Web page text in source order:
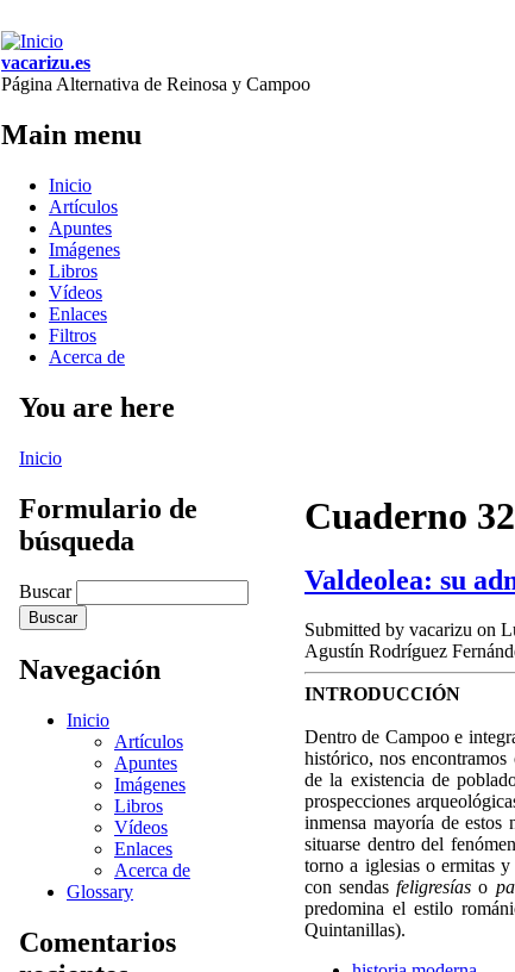
vacarizu.es
Página Alternativa de Reinosa y Campoo
Main menu
Inicio
Artículos
Apuntes
Imágenes
Libros
Vídeos
Enlaces
Filtros
Acerca de
You are here
Inicio
Formulario de
búsqueda
Buscar
Navegación
Inicio
Artículos
Apuntes
Imágenes
Libros
Vídeos
Enlaces
Acerca de
Glossary
Comentarios
Cuaderno 32
Valdeolea: su
Submitted by vacarizu on
Agustín Rodríguez
INTRODUCCIÓN
Dentro de Campoo e
histórico, nos
de la existencia de
prospecciones
inmensa mayoría de
situarse dentro del
torno a iglesias o ermitas
con sendasfeligresías o
predomina el estilo
Quintanillas).